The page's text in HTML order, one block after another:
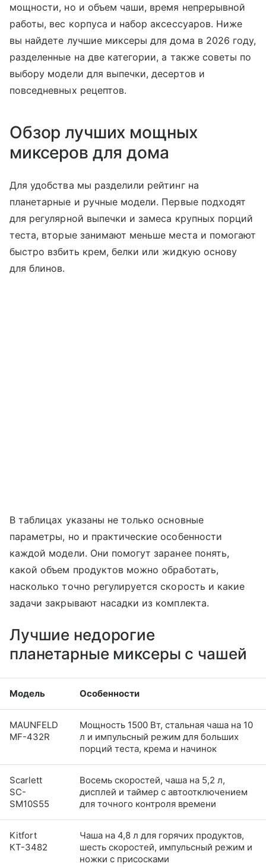
мощности, но и объем чаши, время непрерывной
работы, вес корпуса и набор аксессуаров. Ниже
вы найдете лучшие миксеры для дома в 2026 году,
разделенные на две категории, а также советы по
выбору модели для выпечки, десертов и
повседневных рецептов.
Обзор лучших мощных
миксеров для дома
Для удобства мы разделили рейтинг на
планетарные и ручные модели. Первые подходят
для регулярной выпечки и замеса крупных порций
теста, вторые занимают меньше места и помогают
быстро взбить крем, белки или жидкую основу
для блинов.
В таблицах указаны не только основные
параметры, но и практические особенности
каждой модели. Они помогут заранее понять,
какой объем продуктов можно обработать,
насколько точно регулируется скорость и какие
задачи закрывают насадки из комплекта.
Лучшие недорогие
планетарные миксеры с чашей
Модель Особенности
MAUNFELD
MF-432R
Мощность 1500 Вт, стальная чаша на 10
л и импульсный режим для больших
порций теста, крема и начинок
Scarlett
SC-
SM10S55
Восемь скоростей, чаша на 5,2 л,
дисплей и таймер с автоотключением
для точного контроля времени
Kitfort
КТ-3482
Чаша на 4,8 л для горячих продуктов,
шесть скоростей, импульсный режим и
ножки с присосками